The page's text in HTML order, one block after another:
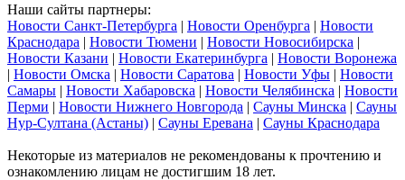
Наши сайты партнеры:
Новости Санкт-Петербурга | Новости Оренбурга | Новости
Краснодара | Новости Тюмени | Новости Новосибирска |
Новости Казани | Новости Екатеринбурга | Новости Воронежа
| Новости Омска | Новости Саратова | Новости Уфы | Новости
Самары | Новости Хабаровска | Новости Челябинска | Новости
Перми | Новости Нижнего Новгорода | Сауны Минска | Сауны
Нур-Султана (Астаны) | Сауны Еревана | Сауны Краснодара
Некоторые из материалов не рекомендованы к прочтению и
ознакомлению лицам не достигшим 18 лет.